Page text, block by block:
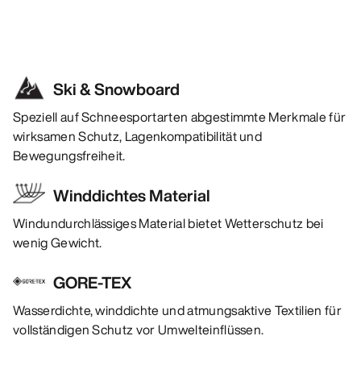
Ski & Snowboard
Speziell auf Schneesportarten abgestimmte Merkmale für
wirksamen Schutz, Lagenkompatibilität und
Bewegungsfreiheit.
Winddichtes Material
Windundurchlässiges Material bietet Wetterschutz bei
wenig Gewicht.
GORE-TEX
Wasserdichte, winddichte und atmungsaktive Textilien für
vollständigen Schutz vor Umwelteinflüssen.